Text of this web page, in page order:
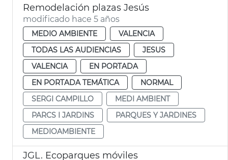
Remodelación plazas Jesús
modificado hace 5 años
MEDIO AMBIENTE
VALENCIA
TODAS LAS AUDIENCIAS
JESUS
VALENCIA
EN PORTADA
EN PORTADA TEMÁTICA
NORMAL
SERGI CAMPILLO
MEDI AMBIENT
PARCS I JARDINS
PARQUES Y JARDINES
MEDIOAMBIENTE
JGL. Ecoparques móviles